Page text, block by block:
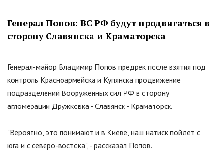
Генерал Попов: ВС РФ будут продвигаться в
сторону Славянска и Краматорска
Генерал-майор Владимир Попов предрек после взятия под
контроль Красноармейска и Купянска продвижение
подразделений Вооруженных сил РФ в сторону
агломерации Дружковка - Славянск - Краматорск.
"Вероятно, это понимают и в Киеве, наш натиск пойдет с
юга и с северо-востока", - рассказал Попов.